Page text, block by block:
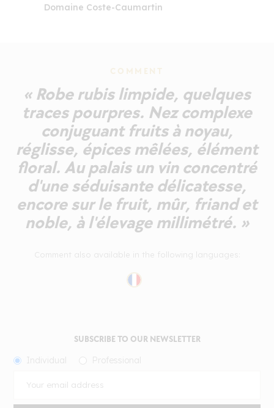
Domaine Coste-Caumartin
COMMENT
« Robe rubis limpide, quelques
traces pourpres. Nez complexe
conjuguant fruits à noyau,
réglisse, épices mêlées, élément
floral. Au palais un vin concentré
d'une séduisante délicatesse,
encore sur le fruit, mûr, friand et
noble, à l'élevage millimétré. »
SUBSCRIBE TO OUR NEWSLETTER